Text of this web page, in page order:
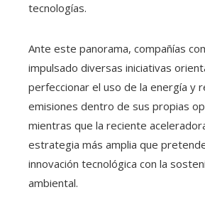
tecnologías.
Ante este panorama, compañías
impulsado diversas iniciativas
perfeccionar el uso de la energía y
emisiones dentro de sus propias
mientras que la reciente
estrategia más amplia que
innovación tecnológica con la
ambiental.